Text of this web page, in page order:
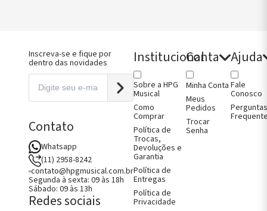
de Arco
e Capas
e Capas
e Capas
Micro
Afinadores
Afinadores
Micro
Violoncelo
Como Comprar
Inscreva-se e fique por
dentro das novidades
Contato
Whatsapp
(11) 2958-8242
contato@hpgmusical.com.br
Segunda à sexta: 09 às 18h
Sábado: 09 às 13h
Redes sociais
Institucional
Sobre a HPG
Musical
Como
Comprar
Política de
Trocas,
Devoluções e
Garantia
Política de
Entregas
Política de
Privacidade
Conta
Minha Conta
Meus
Pedidos
Trocar
Senha
Ajuda
Fale
Conosco
Perguntas